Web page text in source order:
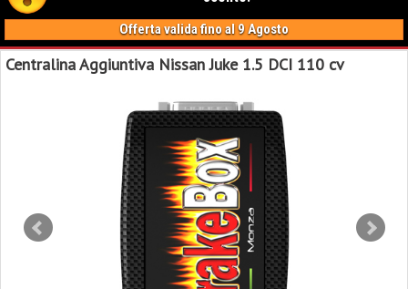
Offerta valida fino al 9 Agosto
Centralina Aggiuntiva Nissan Juke 1.5 DCI 110 cv